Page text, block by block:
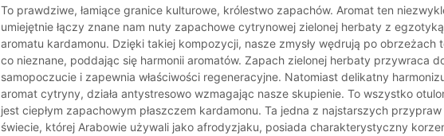
To prawdziwe, łamiące granice kulturowe, królestwo zapachów. Aromat ten
umiejętnie łączy znane nam nuty zapachowe cytrynowej zielonej herbaty z egzotyką
aromatu kardamonu. Dzięki takiej kompozycji, nasze zmysły wędrują po obrzeżach
co nieznane, poddając się harmonii aromatów. Zapach zielonej herbaty przywraca
samopoczucie i zapewnia właściwości regeneracyjne. Natomiast delikatny
aromat cytryny, działa antystresowo wzmagając nasze skupienie. To wszystko
jest ciepłym zapachowym płaszczem kardamonu. Ta jedna z najstarszych przypraw
świecie, której Arabowie używali jako afrodyzjaku, posiada charakterystyczny